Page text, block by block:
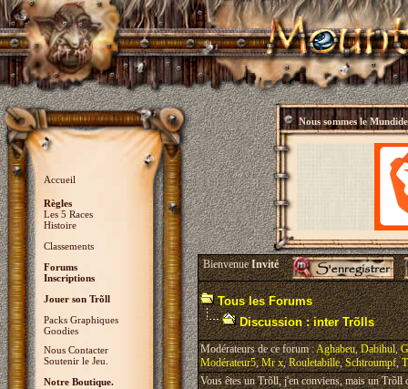
Accueil
Règles
Les 5 Races
Histoire
Classements
Forums
Inscriptions
Jouer son Trõll
Packs Graphiques
Goodies
Nous Contacter
Soutenir le Jeu.
Notre Boutique.
Nous sommes le
BienvenueInvité
Tous les Forums
Discussion : inter Trõlls
Modérateurs de ce forum :Aghabeu,Dabihul,
Modérateur5,Mr x,Rouletabille,Schtroumpf,
Vous êtes un Trõll, j'en conviens, mais un Trõll